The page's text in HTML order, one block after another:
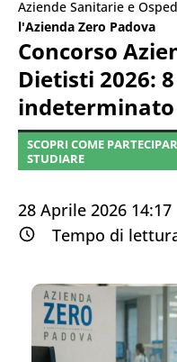
Aziende Sanitarie e
l'Azienda Zero Padova
Concorso
Dietisti 2026:
indeterminato
SCOPRI COME
STUDIARE
28 Aprile 2026 14:17
Tempo di